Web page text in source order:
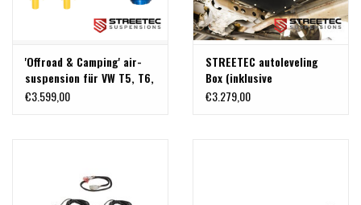
'Offroad & Camping' air-
suspension für VW T5, T6,
T6.1
€3.599,00
STREETEC autoleveling
Box (inklusive
Lufterzeuger kit) für VW
€3.279,00